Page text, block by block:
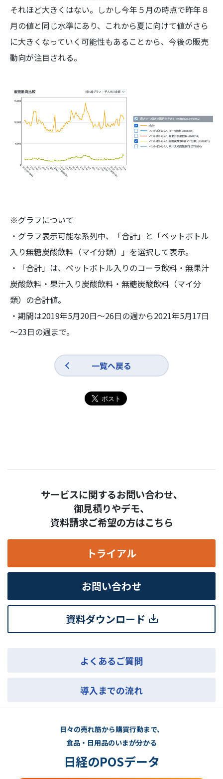
それほど大きくはない。しかし今年５月の時点で昨年８
月の値と同じ水準にあり、これから夏に向けて値がさら
に大きくなっていく可能性もあることから、今後の販売
動向が注目される。
※グラフについて
・グラフ表示可能な系列中、「合計」と「ペットボトル
入り無糖炭酸飲料（マイ分類）」を選択して表示。
・「合計」は、ペットボトル入りのコーラ飲料・無果汁
炭酸飲料・果汁入り炭酸飲料・無糖炭酸飲料（マイ分
類）の合計値。
・期間は2019年5月20日～26日の週から2021年5月17日
～23日の週まで。
一覧へ戻る
サービスに関するお問い合わせ、
御見積りやデモ、
資料請求ご希望の方はこちら
トライアル
お問い合わせ
資料ダウンロード
よくあるご質問
導入までの流れ
日々の売れ筋から購買行動まで、
食品・日用品のいまが分かる
日経のPOSデータ